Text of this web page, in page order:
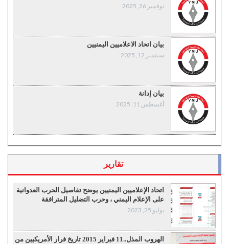
نوفمبر 26, 2025
بيان اتحاد الاعلاميين اليمنيين
سبتمبر 12, 2025
بيان إدانة
أغسطس 11, 2025
تقارير
اتحاد الإعلاميين اليمنيين يوضح تفاصيل الحرب العدوانية
على الإعلام اليمني ، وحرب التضليل المترافقة
يوليو 25, 2023
الهروب المذل..11 فبراير 2015 تاريخ فرار الأمريكيين من